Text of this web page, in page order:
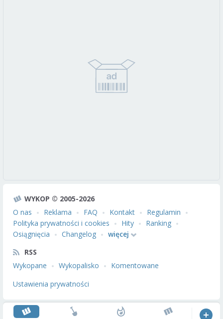
WYKOP © 2005-2026
O nas
Reklama FAQ Kontakt
Regulamin
Polityka prywatności i cookies
Hity
Ranking
Osiągnięcia
Changelog
więcej
RSS
Wykopane
Wykopalisko
Komentowane
Ustawienia prywatności